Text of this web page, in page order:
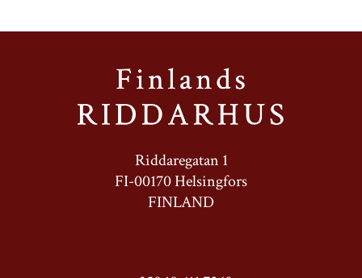
Riddaregatan 1
FI-00170 Helsingfors
FINLAND